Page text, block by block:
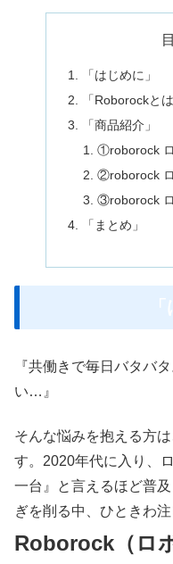
「はじめに」
「Roborockとは
「商品紹介」
①roborock
②roborock
③roborock
「まとめ」
『共働きで毎日バタバ
い…』
そんな悩みを抱える方
す。2020年代に入り、
一台』と言えるほど普
ぎを削る中、ひときわ
Roborock（ロ